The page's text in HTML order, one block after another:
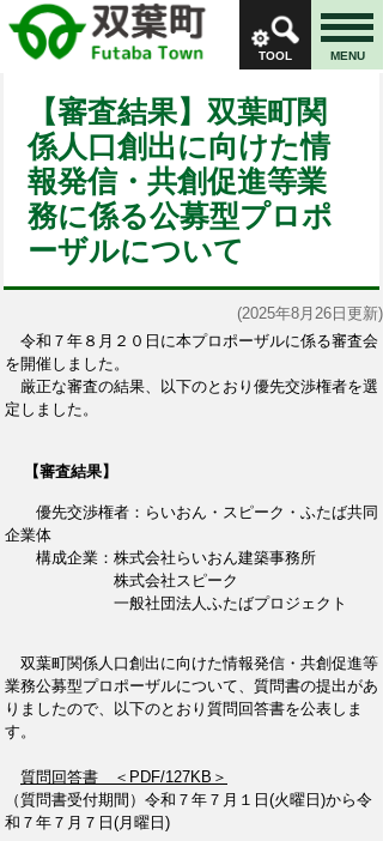
TOOL MENU
【審査結果】双葉町関
係人口創出に向けた情
報発信・共創促進等業
務に係る公募型プロポ
ーザルについて
(2025年8月26日更新)
令和７年８月２０日に本プロポーザルに係る審査会
を開催しました。
厳正な審査の結果、以下のとおり優先交渉権者を選
定しました。
【審査結果】
優先交渉権者：らいおん・スピーク・ふたば共同
企業体
構成企業：株式会社らいおん建築事務所
株式会社スピーク
一般社団法人ふたばプロジェクト
双葉町関係人口創出に向けた情報発信・共創促進等
業務公募型プロポーザルについて、質問書の提出があ
りましたので、以下のとおり質問回答書を公表しま
す。
質問回答書 ＜PDF/127KB＞
（質問書受付期間）令和７年７月１日(火曜日)から令
和７年７月７日(月曜日)